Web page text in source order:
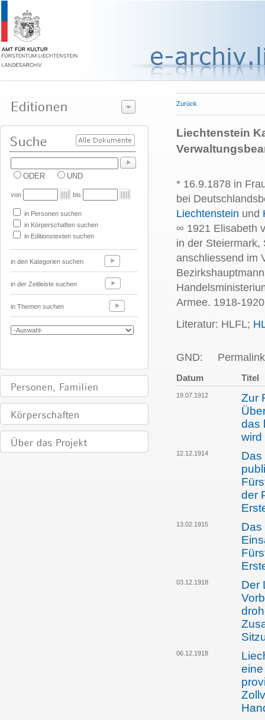
ODER UND
von bis
in Personen suchen
in Körperschaften suchen
in Editionstexten suchen
in den Kategorien suchen
in der Zeitleiste suchen
in Themen suchen
Zurück
Liechtenstein
* 16.9.1878 in
bei
Liechtenstein und
∞ 1921 Elisabeth
in der Steiermark,
anschliessend im
Armee. 1918-
Literatur: HLFL;
GND:
Datum Titel
19.07.1912
Zur
das
wird
12.12.1914
Das
der
13.02.1915
Das
03.12.1918
Der
06.12.1918